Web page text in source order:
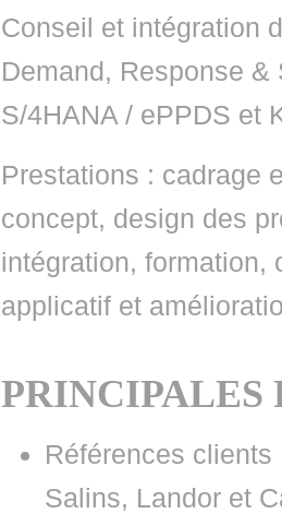
Conseil et intégration
Demand, Response &
S/4HANA / ePPDS et
Prestations : cadrage
concept, design des
intégration, formation,
applicatif et
PRINCIPALES
Références
Salins, Landor et